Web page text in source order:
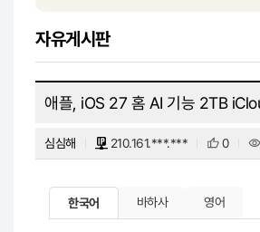
자유게시판
애플, iOS 27 홈 AI 기능 2TB
심심해 210.161.***.*** 0
한국어 바하사 영어